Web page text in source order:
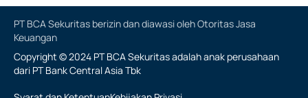
PT BCA Sekuritas berizin dan diawasi oleh Otoritas Jasa
Keuangan
Copyright © 2024 PT BCA Sekuritas adalah anak perusahaan
dari PT Bank Central Asia Tbk